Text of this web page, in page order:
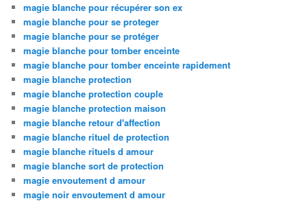
magie blanche pour récupérer son ex
magie blanche pour se proteger
magie blanche pour se protéger
magie blanche pour tomber enceinte
magie blanche pour tomber enceinte rapidement
magie blanche protection
magie blanche protection couple
magie blanche protection maison
magie blanche retour d'affection
magie blanche rituel de protection
magie blanche rituels d amour
magie blanche sort de protection
magie envoutement d amour
magie noir envoutement d amour